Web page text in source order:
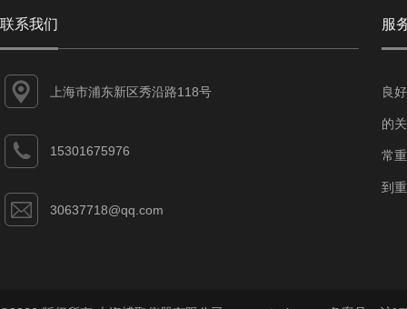
联系我们
上海市浦东新区秀沿路118号
15301675976
30637718@qq.com
服
良
的
常
到